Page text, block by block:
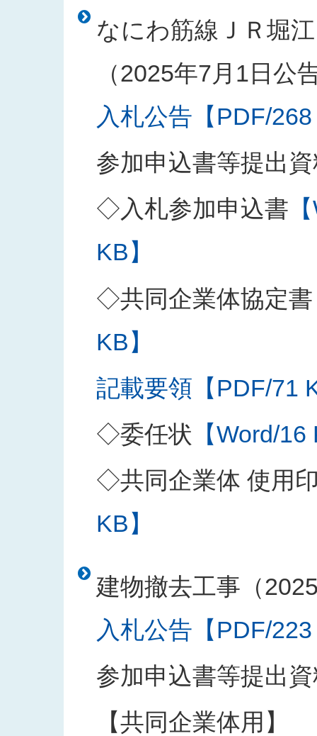
なにわ筋線ＪＲ堀
（2025年7月1日公
入札公告【PDF/
参加申込書等提出
◇入札参加申込書
KB】
◇共同企業体協定書
KB】
記載要領【PDF/71
◇委任状 【Word/
◇共同企業体 使用
KB】
建物撤去工事（
入札公告【PDF/
参加申込書等提出
【共同企業体用】